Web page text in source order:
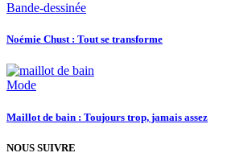
Bande-dessinée
Noémie Chust : Tout se transforme
Mode
Maillot de bain : Toujours trop, jamais assez
NOUS SUIVRE